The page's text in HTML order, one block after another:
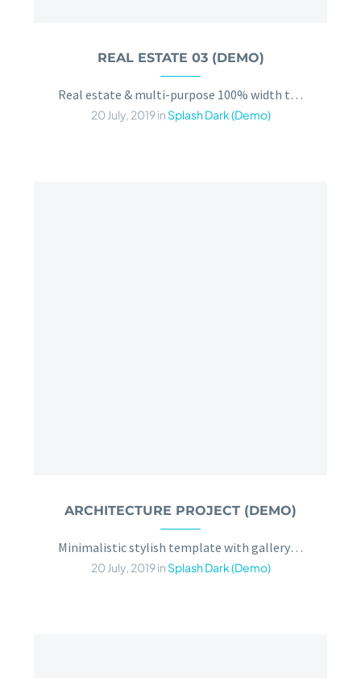
REAL ESTATE 03 (DEMO)
Real estate & multi-purpose 100% width trendy template
20 July, 2019in Splash Dark (Demo)
ARCHITECTURE PROJECT (DEMO)
Minimalistic stylish template with gallery slider
20 July, 2019in Splash Dark (Demo)